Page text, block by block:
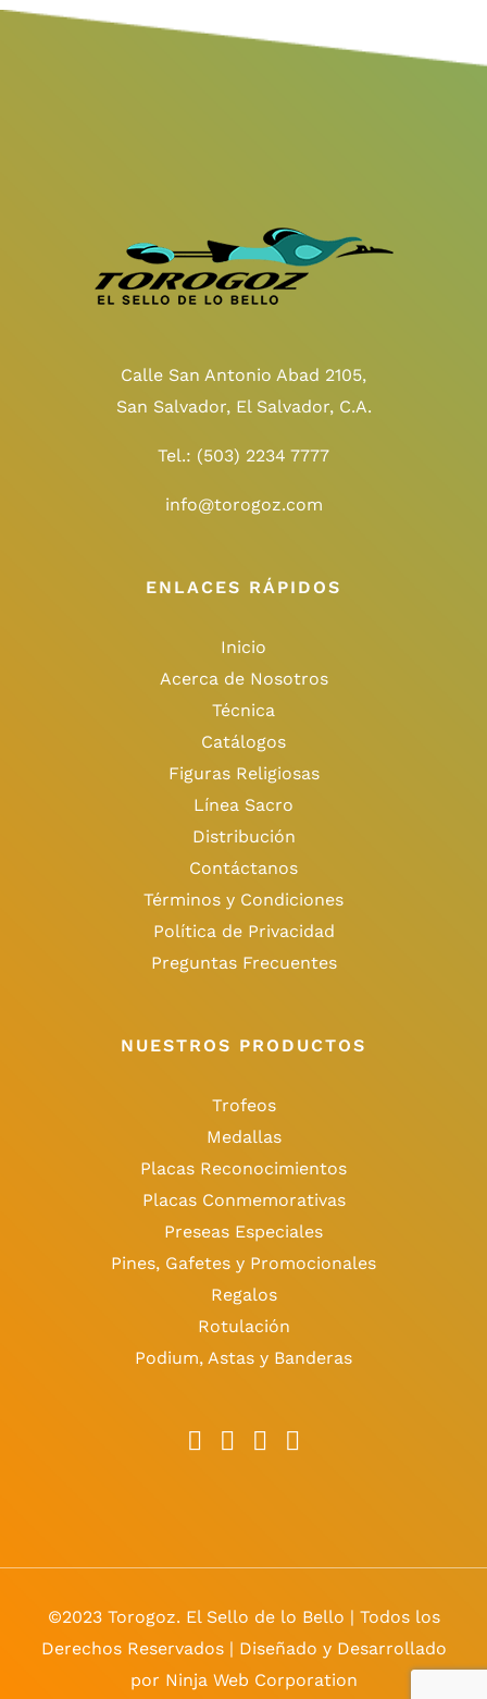
Calle San Antonio Abad 2105,
San Salvador, El Salvador, C.A.
Tel.: (503) 2234 7777
info@torogoz.com
ENLACES RÁPIDOS
Inicio
Acerca de Nosotros
Técnica
Catálogos
Figuras Religiosas
Línea Sacro
Distribución
Contáctanos
Términos y Condiciones
Política de Privacidad
Preguntas Frecuentes
NUESTROS PRODUCTOS
Trofeos
Medallas
Placas Reconocimientos
Placas Conmemorativas
Preseas Especiales
Pines, Gafetes y Promocionales
Regalos
Rotulación
Podium, Astas y Banderas
©2023 Torogoz. El Sello de lo Bello | Todos los
Derechos Reservados | Diseñado y Desarrollado
por Ninja Web Corporation